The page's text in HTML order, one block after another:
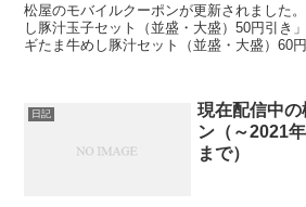
松屋のモバイルクーポンが更新されました
し豚汁玉子セット（並盛・大盛）50円引き
ギたま牛めし豚汁セット（並盛・大盛）60
牛めし豚汁セット（並盛・大盛）60円引き
日記
現在配信中
ン（～2021
まで）